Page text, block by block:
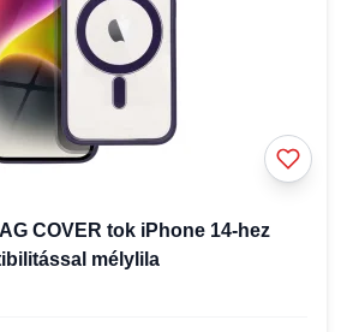
COVER tok iPhone 14-hez
mélylila